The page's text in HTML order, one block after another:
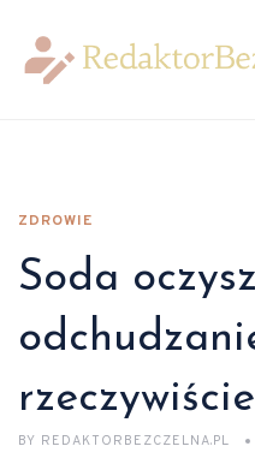
ZDROWIE
Soda
BY REDAKTORBEZCZELNA.PL